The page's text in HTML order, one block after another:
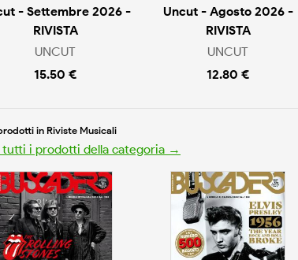
- Settembre 2026 -
RIVISTA
UNCUT
15.50 €
Uncut - Agosto 2026 -
RIVISTA
UNCUT
12.80 €
in Riviste Musicali
tutti i prodotti della categoria →